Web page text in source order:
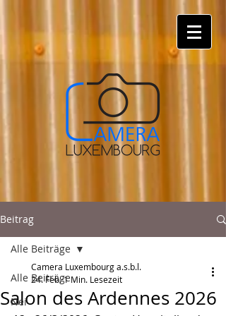
Beitrag
Alle Beiträge
Nei
Alle Beiträge
Salon des Ardennes 2026
Camera Luxembourg a.s.b.l.
24. Feb.1 Min. Lesezeit